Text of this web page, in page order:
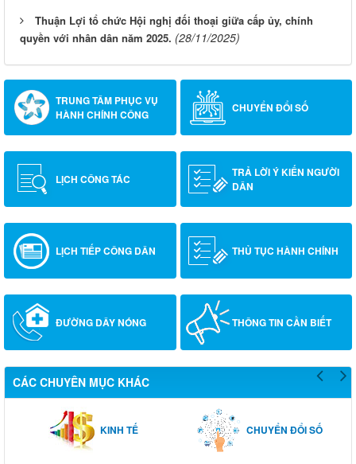
Thuận Lợi tổ chức Hội nghị đối thoại giữa cấp ủy, chính
quyền với nhân dân năm 2025. (28/11/2025)
TRUNG TÂM PHỤC VỤ
HÀNH CHÍNH CÔNG
CHUYỂN ĐỔI SỐ
LỊCH CÔNG TÁC
TRẢ LỜI Ý KIẾN NGƯỜI
DÂN
LỊCH TIẾP CÔNG DÂN THỦ TỤC HÀNH CHÍNH
ĐƯỜNG DÂY NÓNG THÔNG TIN CẦN BIẾT
CÁC CHUYÊN MỤC KHÁC
KINH TẾ CHUYỂN ĐỔI SỐ